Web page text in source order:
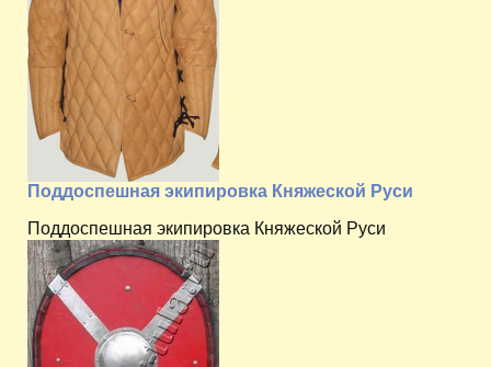
Поддоспешная экипировка Княжеской Руси
Поддоспешная экипировка Княжеской Руси